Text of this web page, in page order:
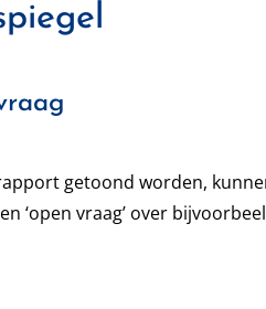
getoond worden,
‘open vraag’ over